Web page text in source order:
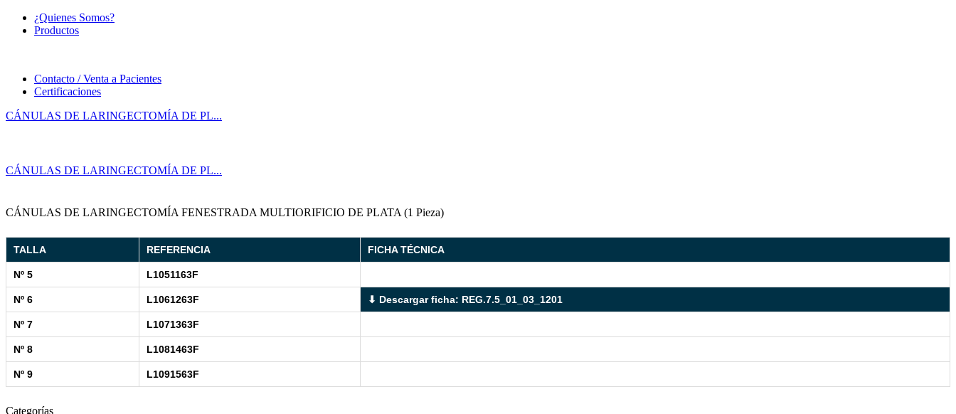
¿Quienes Somos?
Productos
Contacto / Venta a Pacientes
Certificaciones
CÁNULAS DE LARINGECTOMÍA DE PL...
CÁNULAS DE LARINGECTOMÍA DE PL...
CÁNULAS DE LARINGECTOMÍA FENESTRADA MULTIORIFICIO DE PLATA (1 Pieza)
TALLA REFERENCIA FICHA TÉCNICA
Nº 5 L1051163F
Nº 6 L1061263F ⬇ Descargar ficha: REG.7.5_01_03_1201
Nº 7 L1071363F
Nº 8 L1081463F
Nº 9 L1091563F
Categorías